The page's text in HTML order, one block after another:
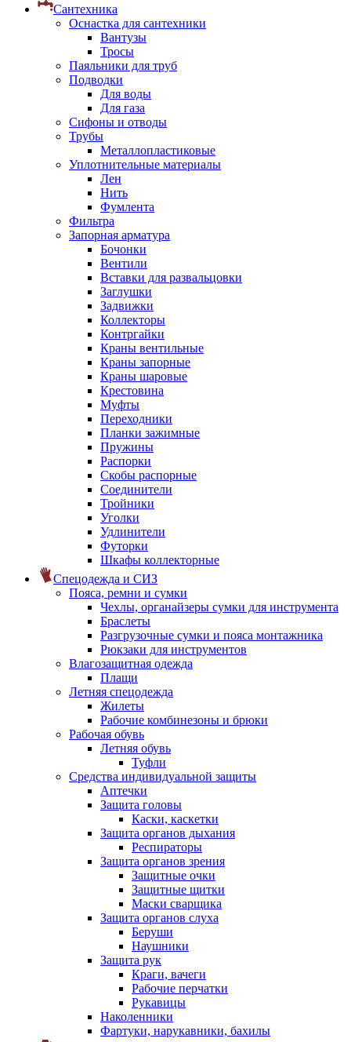
Сантехника
Оснастка для сантехники
Вантузы
Тросы
Паяльники для труб
Подводки
Для воды
Для газа
Сифоны и отводы
Трубы
Металлопластиковые
Уплотнительные материалы
Лен
Нить
Фумлента
Фильтра
Запорная арматура
Бочонки
Вентили
Вставки для развальцовки
Заглушки
Задвижки
Коллекторы
Контргайки
Краны вентильные
Краны запорные
Краны шаровые
Крестовина
Муфты
Переходники
Планки зажимные
Пружины
Распорки
Скобы распорные
Соединители
Тройники
Уголки
Удлинители
Футорки
Шкафы коллекторные
Спецодежда и СИЗ
Пояса, ремни и сумки
Чехлы, органайзеры сумки для инструмента
Браслеты
Разгрузочные сумки и пояса монтажника
Рюкзаки для инструментов
Влагозащитная одежда
Плащи
Летняя спецодежда
Жилеты
Рабочие комбинезоны и брюки
Рабочая обувь
Летняя обувь
Туфли
Средства индивидуальной защиты
Аптечки
Защита головы
Каски, каскетки
Защита органов дыхания
Респираторы
Защита органов зрения
Защитные очки
Защитные щитки
Маски сварщика
Защита органов слуха
Беруши
Наушники
Защита рук
Краги, вачеги
Рабочие перчатки
Рукавицы
Наколенники
Фартуки, нарукавники, бахилы